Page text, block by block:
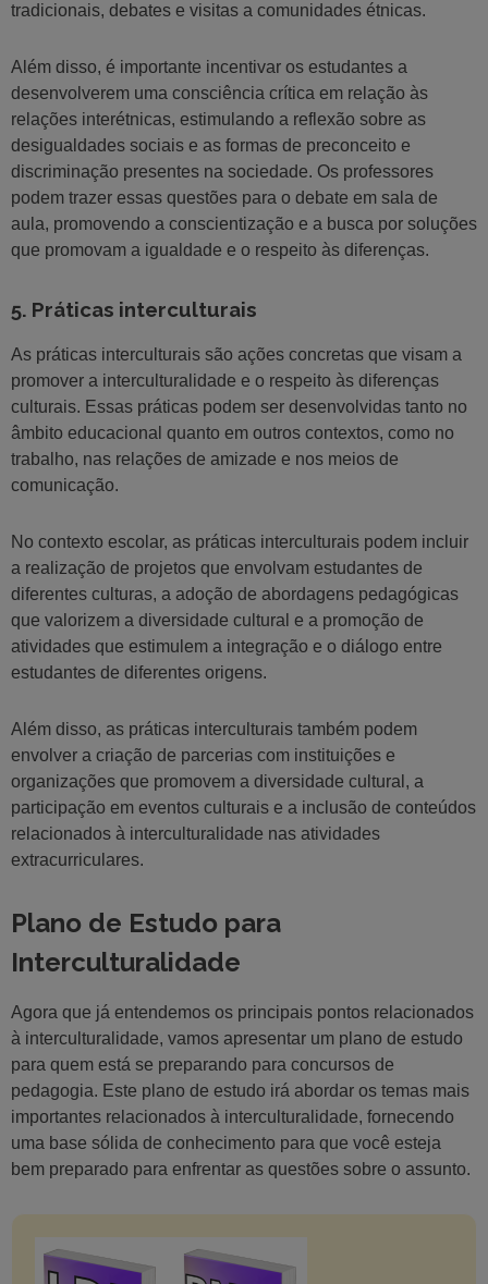
tradicionais, debates e visitas a comunidades étnicas.
Além disso, é importante incentivar os estudantes a
desenvolverem uma consciência crítica em relação às
relações interétnicas, estimulando a reflexão sobre as
desigualdades sociais e as formas de preconceito e
discriminação presentes na sociedade. Os professores
podem trazer essas questões para o debate em sala de
aula, promovendo a conscientização e a busca por soluções
que promovam a igualdade e o respeito às diferenças.
5. Práticas interculturais
As práticas interculturais são ações concretas que visam a
promover a interculturalidade e o respeito às diferenças
culturais. Essas práticas podem ser desenvolvidas tanto no
âmbito educacional quanto em outros contextos, como no
trabalho, nas relações de amizade e nos meios de
comunicação.
No contexto escolar, as práticas interculturais podem incluir
a realização de projetos que envolvam estudantes de
diferentes culturas, a adoção de abordagens pedagógicas
que valorizem a diversidade cultural e a promoção de
atividades que estimulem a integração e o diálogo entre
estudantes de diferentes origens.
Além disso, as práticas interculturais também podem
envolver a criação de parcerias com instituições e
organizações que promovem a diversidade cultural, a
participação em eventos culturais e a inclusão de conteúdos
relacionados à interculturalidade nas atividades
extracurriculares.
Plano de Estudo para
Interculturalidade
Agora que já entendemos os principais pontos relacionados
à interculturalidade, vamos apresentar um plano de estudo
para quem está se preparando para concursos de
pedagogia. Este plano de estudo irá abordar os temas mais
importantes relacionados à interculturalidade, fornecendo
uma base sólida de conhecimento para que você esteja
bem preparado para enfrentar as questões sobre o assunto.